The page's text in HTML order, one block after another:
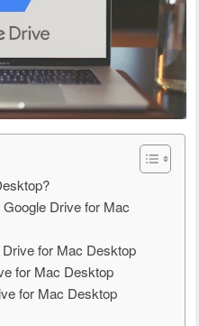
Drive for Mac
for Mac Desktop
for Mac Desktop
for Mac Desktop